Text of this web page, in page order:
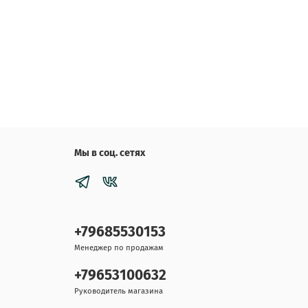
Мы в соц. сетях
+79685530153
Менеджер по продажам
+79653100632
Руководитель магазина